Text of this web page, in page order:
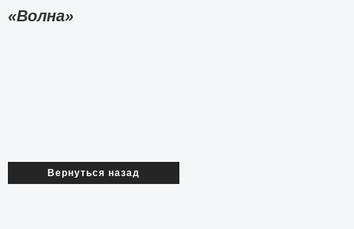
«Волна»
Вернуться назад